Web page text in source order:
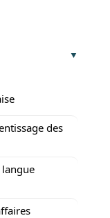
des
langue